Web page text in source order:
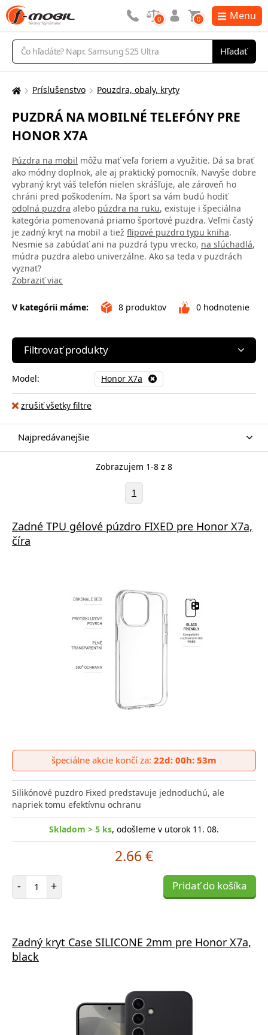
Vyhľadávanie
Hľadať
0 0 Menu
Tu
nachádzate:
Príslušenstvo Pouzdra, obaly, kryty
PUZDRÁ NA MOBILNÉ TELEFÓNY PRE
HONOR X7A
Púzdra na mobil môžu mať veľa foriem a využitie. Dá sa brať
ako módny doplnok, ale aj praktický pomocník. Navyše dobre
vybraný kryt váš telefón nielen skrášľuje, ale zároveň ho
chráni pred poškodením. Na šport sa vám budú hodiť
odolná puzdra alebo púzdra na ruku, existuje i špeciálna
kategória pomenovaná priamo športové puzdra. Veľmi častý
je zadný kryt na mobil a tiež flipové puzdro typu kniha.
Nesmie sa zabúdať ani na puzdrá typu vrecko, na slúchadlá,
múdra puzdra alebo univerzálne. Ako sa teda v puzdrách
vyznať?
Zobraziť viac
V kategórii máme: 8 produktov 0 hodnotenie
Filtrovať produkty
Model: Honor X7a
zrušiť všetky filtre
Najpredávanejšie
Zobrazujem 1-8 z 8
1
Zadné TPU gélové púzdro FIXED pre Honor X7a,
číra
špeciálne akcie končí za: 22d: 00h: 53m
Silikónové puzdro Fixed predstavuje jednoduchú, ale
napriek tomu efektívnu ochranu
Skladom > 5 ks, odošleme v utorok 11. 08.
2.66 €
- Počet položiek
+ Pridať do košíka
Zadný kryt Case SILICONE 2mm pre Honor X7a,
black